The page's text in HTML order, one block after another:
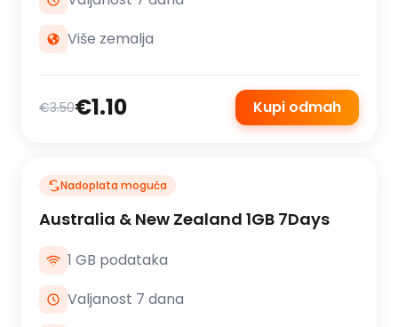
Više zemalja
€3.50€1.10 Kupi odmah
Nadoplata moguća
Australia & New Zealand 1GB 7Days
1 GB podataka
Valjanost 7 dana